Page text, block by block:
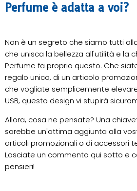
Perfume è adatta a voi?
Non è un segreto che siamo tutti
che unisca la bellezza all'utilità e la
Perfume fa proprio questo. Che
regalo unico, di un articolo
che vogliate semplicemente
USB, questo design vi stupirà
Allora, cosa ne pensate? Una
sarebbe un'ottima aggiunta alla
articoli promozionali o di accessori
Lasciate un commento qui sotto e
pensieri!